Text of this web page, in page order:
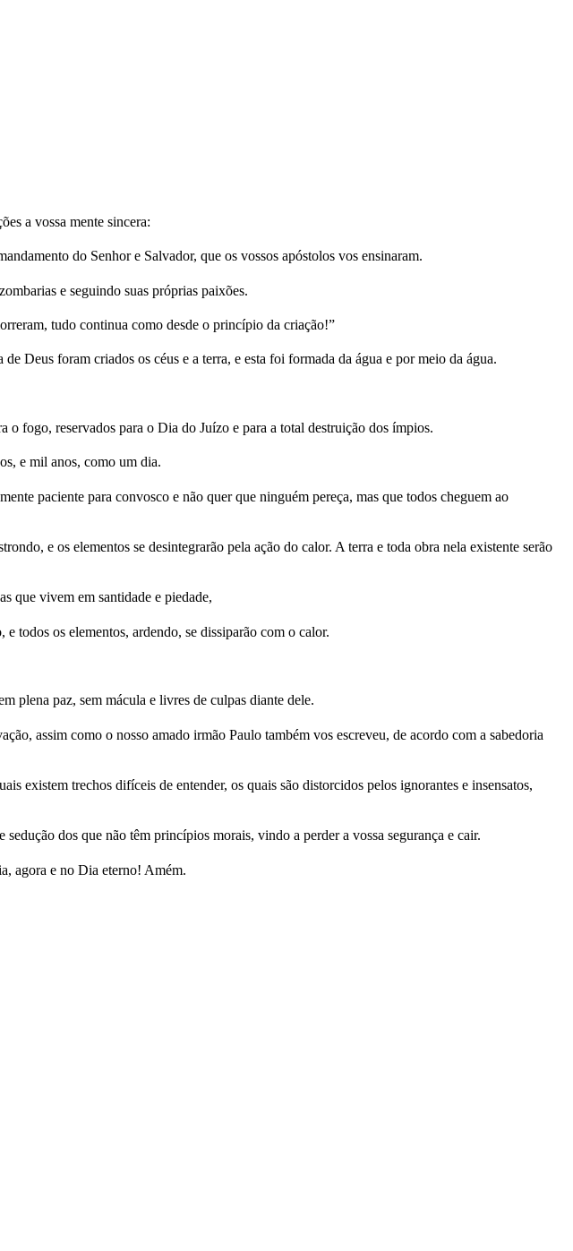
a vossa mente sincera:
do Senhor e Salvador, que os vossos apóstolos vos ensinaram.
e seguindo suas próprias paixões.
tudo continua como desde o princípio da criação!”
Deus foram criados os céus e a terra, e esta foi formada da água e por meio da água.
o fogo, reservados para o Dia do Juízo e para a total destruição dos ímpios.
e mil anos, como um dia.
paciente para convosco e não quer que ninguém pereça, mas que todos cheguem ao
e os elementos se desintegrarão pela ação do calor. A terra e toda obra nela existente serão
que vivem em santidade e piedade,
todos os elementos, ardendo, se dissiparão com o calor.
plena paz, sem mácula e livres de culpas diante dele.
assim como o nosso amado irmão Paulo também vos escreveu, de acordo com a sabedoria
existem trechos difíceis de entender, os quais são distorcidos pelos ignorantes e insensatos,
dos que não têm princípios morais, vindo a perder a vossa segurança e cair.
agora e no Dia eterno! Amém.